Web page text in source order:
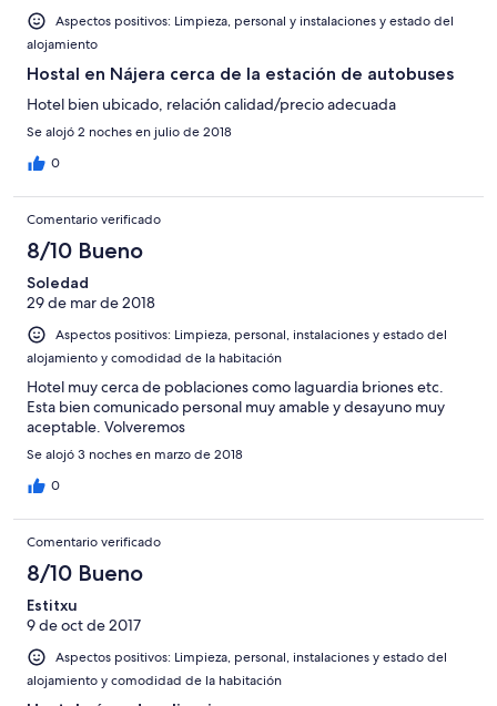
Aspectos positivos: Limpieza, personal y instalaciones y estado del
alojamiento
Hostal en Nájera cerca de la estación de autobuses
Hotel bien ubicado, relación calidad/precio adecuada
Se alojó 2 noches en julio de 2018
0
Comentario verificado
8/10 Bueno
Soledad
29 de mar de 2018
Aspectos positivos: Limpieza, personal, instalaciones y estado del
alojamiento y comodidad de la habitación
Hotel muy cerca de poblaciones como laguardia briones etc.
Esta bien comunicado personal muy amable y desayuno muy
aceptable. Volveremos
Se alojó 3 noches en marzo de 2018
0
Comentario verificado
8/10 Bueno
Estitxu
9 de oct de 2017
Aspectos positivos: Limpieza, personal, instalaciones y estado del
alojamiento y comodidad de la habitación